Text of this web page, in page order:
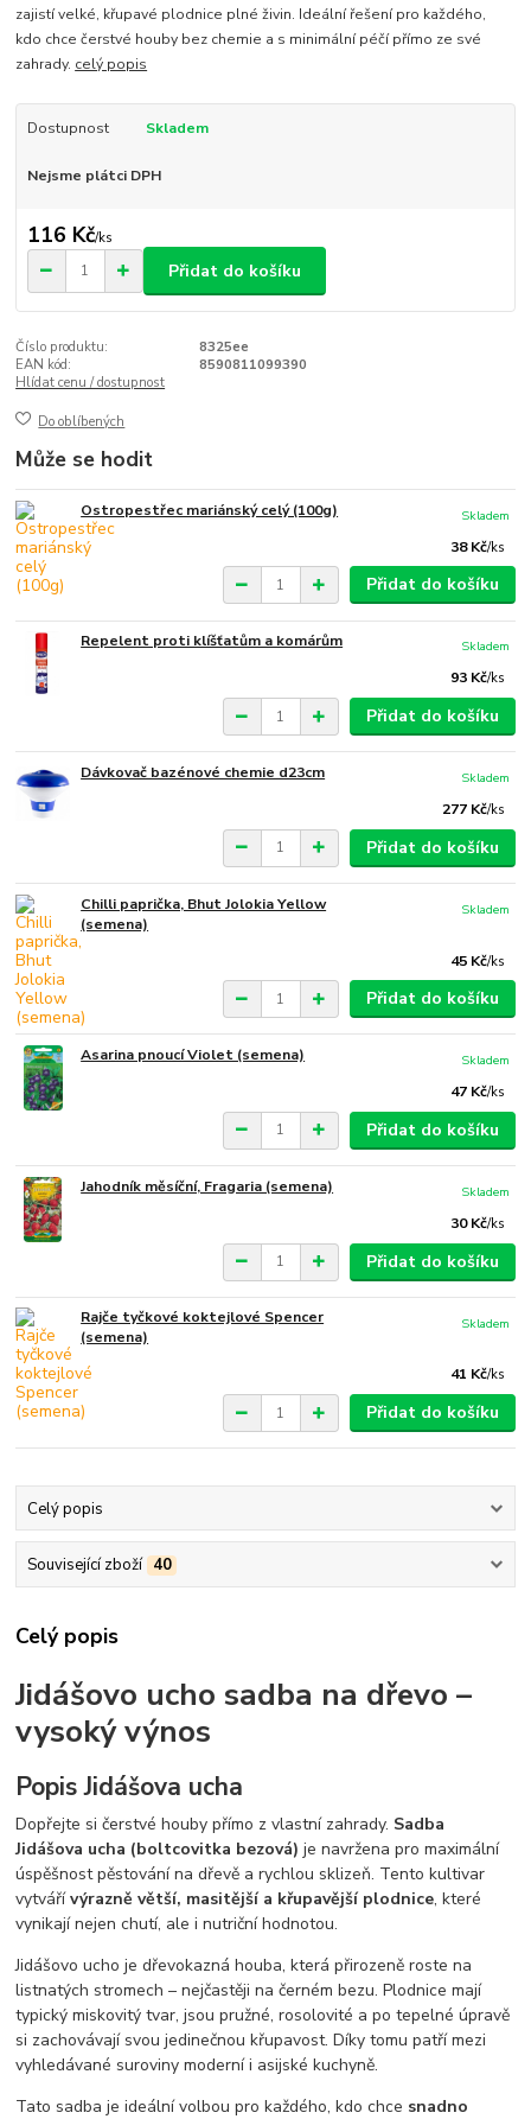
zajistí velké, křupavé plodnice plné živin. Ideální řešení pro každého,
kdo chce čerstvé houby bez chemie a s minimální péčí přímo ze své
zahrady. celý popis
Dostupnost Skladem
Nejsme plátci DPH
116 Kč/ks
Přidat do košíku
Číslo produktu:
8325ee
EAN kód:
8590811099390
Hlídat cenu / dostupnost
Do oblíbených
Může se hodit
Ostropestřec mariánský celý (100g)
38 Kč/ks
Skladem
Přidat do košíku
Repelent proti klíšťatům a komárům
93 Kč/ks
Skladem
Přidat do košíku
Dávkovač bazénové chemie d23cm
277 Kč/ks
Skladem
Přidat do košíku
Chilli paprička, Bhut Jolokia Yellow
(semena)
45 Kč/ks
Skladem
Přidat do košíku
Asarina pnoucí Violet (semena)
47 Kč/ks
Skladem
Přidat do košíku
Jahodník měsíční, Fragaria (semena)
30 Kč/ks
Skladem
Přidat do košíku
Rajče tyčkové koktejlové Spencer
(semena)
41 Kč/ks
Skladem
Přidat do košíku
Celý popis
Související zboží 40
Celý popis
Jidášovo ucho sadba na dřevo –
vysoký výnos
Popis Jidášova ucha
Dopřejte si čerstvé houby přímo z vlastní zahrady. Sadba
Jidášova ucha (boltcovitka bezová) je navržena pro maximální
úspěšnost pěstování na dřevě a rychlou sklizeň. Tento kultivar
vytvářívýrazně větší, masitější a křupavější plodnice, které
vynikají nejen chutí, ale i nutriční hodnotou.
Jidášovo ucho je dřevokazná houba, která přirozeně roste na
listnatých stromech – nejčastěji na černém bezu. Plodnice mají
typický miskovitý tvar, jsou pružné, rosolovité a po tepelné úpravě
si zachovávají svou jedinečnou křupavost. Díky tomu patří mezi
vyhledávané suroviny moderní i asijské kuchyně.
Tato sadba je ideální volbou pro každého, kdo chce snadno